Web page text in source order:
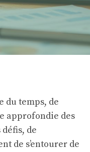
du temps, de
approfondie des
de
de s’entourer de